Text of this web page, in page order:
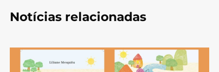
Notícias relacionadas